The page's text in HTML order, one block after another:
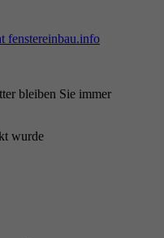
fenstereinbau.info
bleiben Sie immer
wurde